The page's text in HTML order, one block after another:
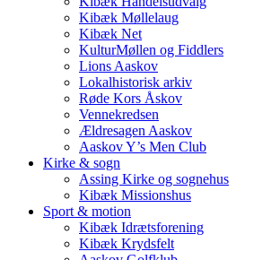
Kibæk Møllelaug
Kibæk Net
KulturMøllen og Fiddlers
Lions Aaskov
Lokalhistorisk arkiv
Røde Kors Åskov
Vennekredsen
Ældresagen Aaskov
Aaskov Y’s Men Club
Kirke & sogn
Assing Kirke og sognehus
Kibæk Missionshus
Sport & motion
Kibæk Idrætsforening
Kibæk Krydsfelt